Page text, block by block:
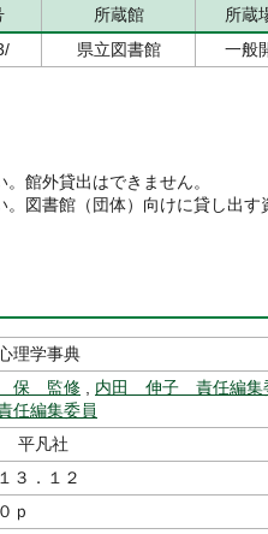
所蔵館
所蔵
県立図書館 一般
館外貸出はできません。
図書館（団体）向けに貸し出す
理学事典
保 監修
内田 伸子 責任編集
任編集委員
平凡社
３．１２
ｐ